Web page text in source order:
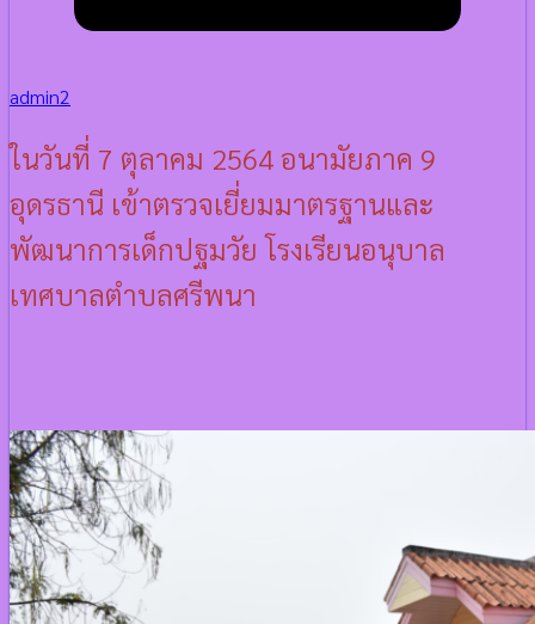
admin2
ในวันที่ 7 ตุลาคม 2564 อนามัยภาค 9
อุดรธานี เข้าตรวจเยี่ยมมาตรฐานและ
พัฒนาการเด็กปฐมวัย โรงเรียนอนุบาล
เทศบาลตำบลศรีพนา